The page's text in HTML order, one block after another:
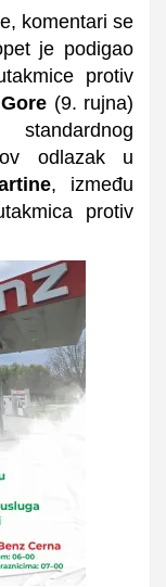
komentari se
je podigao
protiv
(9. rujna)
odlazak u
, između
protiv